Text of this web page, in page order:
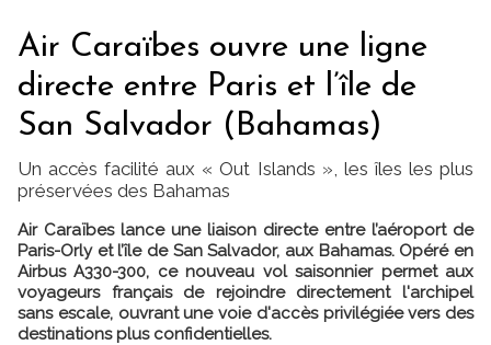
Air Caraïbes ouvre une ligne
directe entre Paris et l’île de
San Salvador (Bahamas)
Un accès facilité aux « Out Islands », les îles les plus
préservées des Bahamas
Air Caraïbes lance une liaison directe entre l’aéroport de
Paris-Orly et l’île de San Salvador, aux Bahamas. Opéré en
Airbus A330-300, ce nouveau vol saisonnier permet aux
voyageurs français de rejoindre directement l'archipel
sans escale, ouvrant une voie d'accès privilégiée vers des
destinations plus confidentielles.